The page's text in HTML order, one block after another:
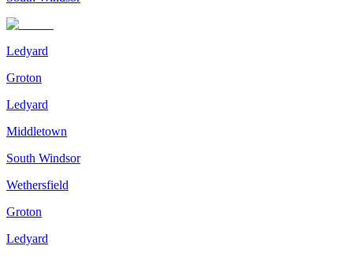
Ledyard
Groton
Ledyard
Middletown
South Windsor
Wethersfield
Groton
Ledyard